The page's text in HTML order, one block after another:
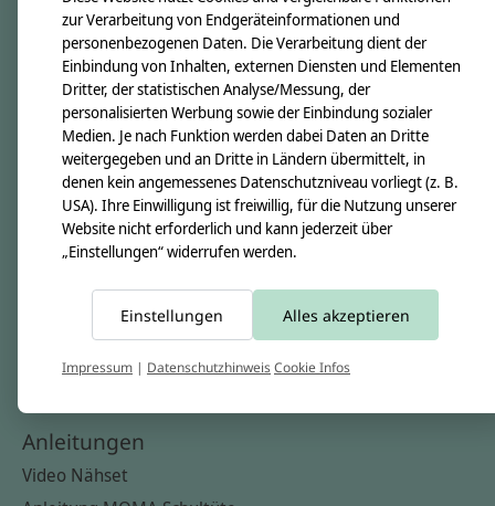
Unsere Stoffe
Impressum
Informationen
Kontakt
Versandkosten & Rücksendungen
Zahlungsarten
Widerrufsbelehrung
Anleitungen
Video Nähset
zur Verarbeitung von Endgeräteinformationen und
personenbezogenen Daten. Die Verarbeitung dient der
Einbindung von Inhalten, externen Diensten und Elementen
Dritter, der statistischen Analyse/Messung, der
personalisierten Werbung sowie der Einbindung sozialer
Medien. Je nach Funktion werden dabei Daten an Dritte
weitergegeben und an Dritte in Ländern übermittelt, in
denen kein angemessenes Datenschutzniveau vorliegt (z. B.
USA). Ihre Einwilligung ist freiwillig, für die Nutzung unserer
Website nicht erforderlich und kann jederzeit über
„Einstellungen“ widerrufen werden.
Einstellungen Alles akzeptieren
Impressum | DatenschutzhinweisCookie Infos